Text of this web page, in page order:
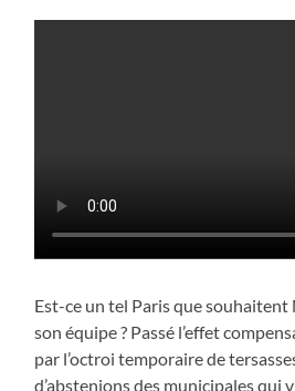
Est-ce un tel Paris que
son équipe ? Passé l’effet
par l’octroi temporaire de
d’abstenions des municipales qui